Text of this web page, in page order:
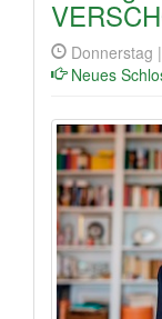
Donnerstag
Neues